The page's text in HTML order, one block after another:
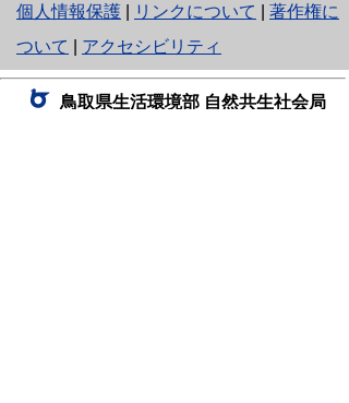
個人情報保護
と
り
ネ
リンクについて
著作権に
ついて
アクセシビリティ
鳥取県生活環境部 自然共生社会局